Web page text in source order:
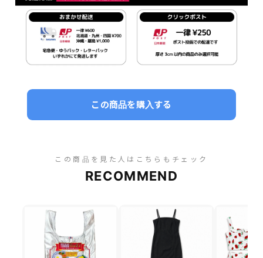
この商品を購入する
この商品を見た人はこちらもチェック
RECOMMEND